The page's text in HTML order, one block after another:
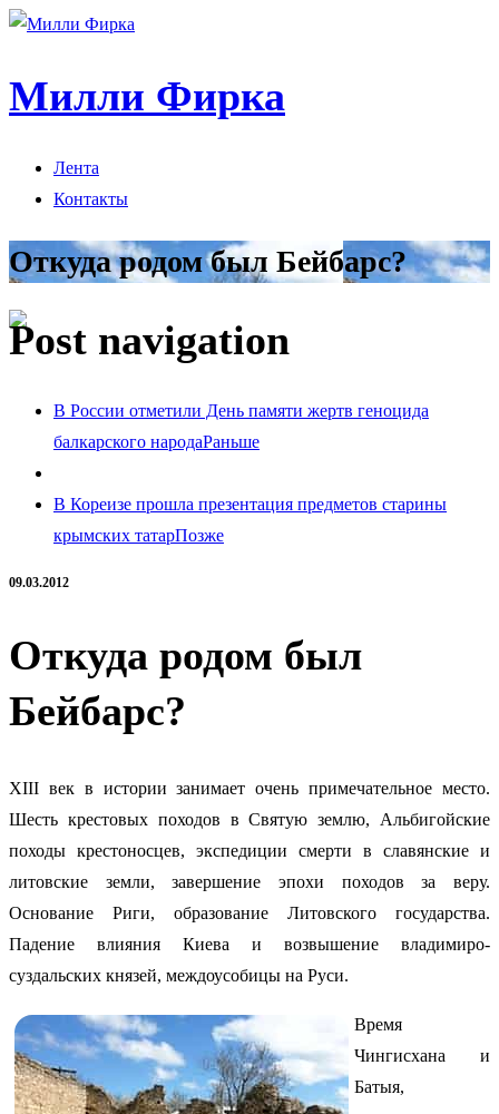
Милли Фирка
Лента
Контакты
Откуда родом был Бейбарс?
Post navigation
В России отметили День памяти жертв геноцида
балкарского народаРаньше
В Кореизе прошла презентация предметов старины
крымских татарПозже
09.03.2012
Откуда родом был
Бейбарс?
XIII век в истории занимает очень примечательное место.
Шесть крестовых походов в Святую землю, Альбигойские
походы крестоносцев, экспедиции смерти в славянские и
литовские земли, завершение эпохи походов за веру.
Основание Риги, образование Литовского государства.
Падение влияния Киева и возвышение владимиро-
суздальских князей, междоусобицы на Руси.
Время
Чингисхана и
Батыя,